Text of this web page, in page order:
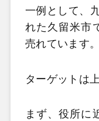
一例として、
れた久留米市
売れています。
ターゲットは
まず、役所に